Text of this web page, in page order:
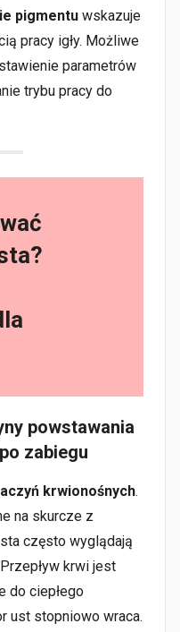
pigmentu wskazuje
pracy igły. Możliwe
parametrów
trybu pracy do
powstawania
zabiegu
krwionośnych.
na skurcze z
często wyglądają
krwi jest
do ciepłego
ust stopniowo wraca.